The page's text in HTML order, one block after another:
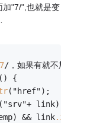
加"7/",也就是变
7/，如果有就不加，木
{
("href");
link);//不同的
&& link